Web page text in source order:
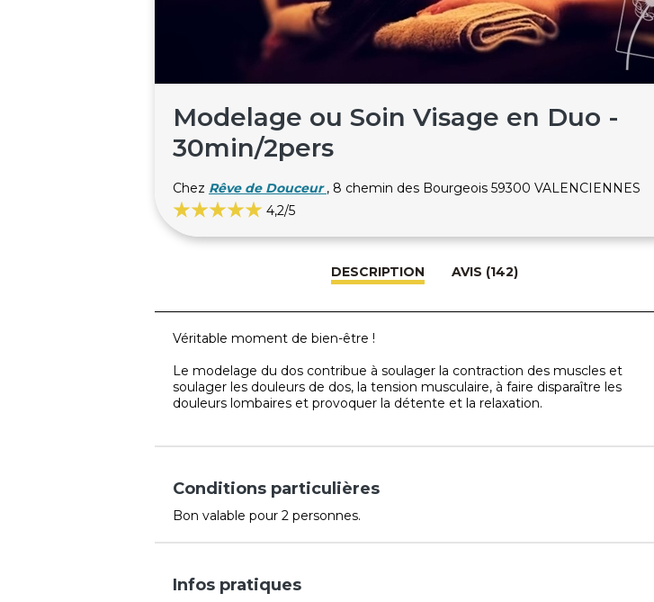
Modelage ou Soin Visage en Duo -
30min/2pers
Chez Rêve de Douceur , 8 chemin des Bourgeois 59300 VALENCIENNES
4,2/5
DESCRIPTION AVIS (142)
Véritable moment de bien-être !
Le modelage du dos contribue à soulager la contraction des muscles et
soulager les douleurs de dos, la tension musculaire, à faire disparaître les
douleurs lombaires et provoquer la détente et la relaxation.
Conditions particulières
Bon valable pour 2 personnes.
Infos pratiques